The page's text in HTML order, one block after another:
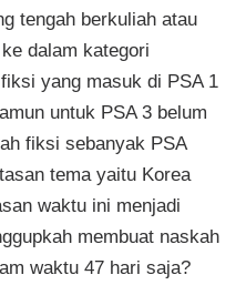
tengah berkuliah atau
dalam kategori
yang masuk di PSA 1
untuk PSA 3 belum
fiksi sebanyak PSA
tema yaitu Korea
waktu ini menjadi
membuat naskah
waktu 47 hari saja?